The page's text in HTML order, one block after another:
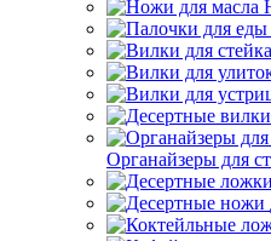
Органайзеры для